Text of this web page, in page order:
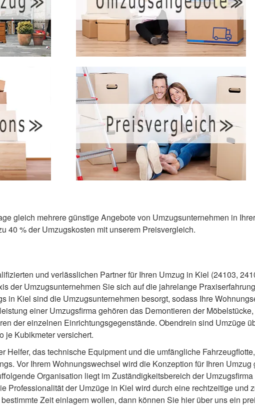
gleich mehrere günstige Angebote von Umzugsunternehmen in
40 % der Umzugskosten mit unserem Preisvergleich.
und verlässlichen Partner für Ihren Umzug in Kiel (24103,
der Umzugsunternehmen Sie sich auf die jahrelange
in Kiel sind die Umzugsunternehmen besorgt, sodass Ihre
einer Umzugsfirma gehören das Demontieren der
der einzelnen Einrichtungsgegenstände. Obendrein sind Umzüge
je Kubikmeter versichert.
Helfer, das technische Equipment und die umfängliche
Vor Ihrem Wohnungswechsel wird die Konzeption für Ihren
Organisation liegt im Zuständigkeitsbereich der
Professionalität der Umzüge in Kiel wird durch eine rechtzeitige und
Zeit einlagern wollen, dann können Sie hier über uns ein